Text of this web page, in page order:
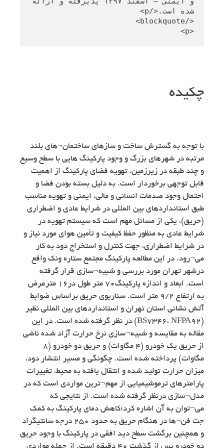
<p>
چکیده
با توجه به گسترش ساخت و سازهای ساختمان¬های بلند
مرتبه در شهرهای بزرگ و وجود پارکینگ هایی با سطح وسیع
و چند طبقه در زیرزمین، تهویه فضای پارکینگ از اهمیت
قابل توجهی برخوردار است. به دلیل بسته بودن فضا و
احتمال وجود صدمات انسانی و مالی، ایمنی و تهویه مناسب
طبق استانداردهای بین المللی در شرایط عادی و اضطراری
(حریق)، یکی از مسائل مهم است که سیستم تهویه در
شرایط عادی به منظور حفظ کیفیت و تأمین هوای مورد نیاز و
در شرایط اضطراری، جهت کنترل و استخراج دود به کار
می¬رود. در این مطالعه پارکینگ مجتمع ستاره ونک واقع
درشهر تهران مورد بررسی و شبیه¬سازی قرار گرفته
است. ابعاد و اندازه پارکینگ۷۰ متر طول در۱۶ مترعرض
به ارتفاع ۹/۲ متر است. سناریوی حریق براساس ضوابط
آتش نشانی استان تهران و استانداردهای بین المللی نظیر
(BS7346، NFPA92) در نظر گرفته شده است. در این
مقاله به مقایسه و شبیه¬سازی نرخ حرارت آزاد شده ناشی
از حریق یک خودرو (۴ مگاوات) و حریق دو خودرو (۸
مگاوات) پرداخته شده است. چگونگی و مسیر انتشار دود،
میزان حرارت تولید شده و انتقال یافته به محیط، تغییرات
پارامترهای ترموشیمیایی از مهم¬ترین مواردی است که در
مدل¬سازی درنظر گرفته شده است. از نتایجی که
می¬توان به آن اشاره کرد؛کاهش دمای پارکینگ به کمک
جت فن¬ها در هنگام حریق به حدود ۲۵۰ درجه سانتیگراد
و همچنین برگشت سطح دید افقی در پارکینگ با وجود حریق